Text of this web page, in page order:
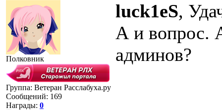
Полковник
Группа: Ветеран Расслабуха.ру
Сообщений: 169
Награды: 0
luck1eS,
А и вопрос.
админов?